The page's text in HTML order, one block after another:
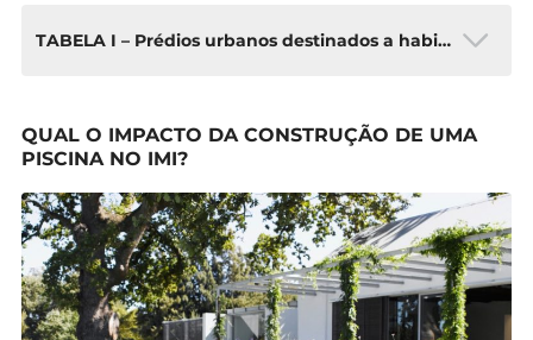
TABELA I – Prédios urbanos destinados a habitação (Art.º 43.º CIMI)
conforto
Coeficientes
Moradias unifamiliares
Até 0,20
Localização em condomínio
fechado
0,20
Garagem individual
0,04
QUAL O IMPACTO DA CONSTRUÇÃO DE UMA
PISCINA NO IMI?